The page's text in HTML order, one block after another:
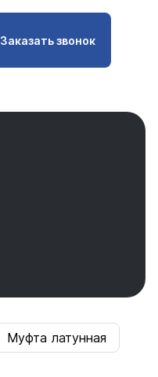
Заказать звонок
Муфта латунная